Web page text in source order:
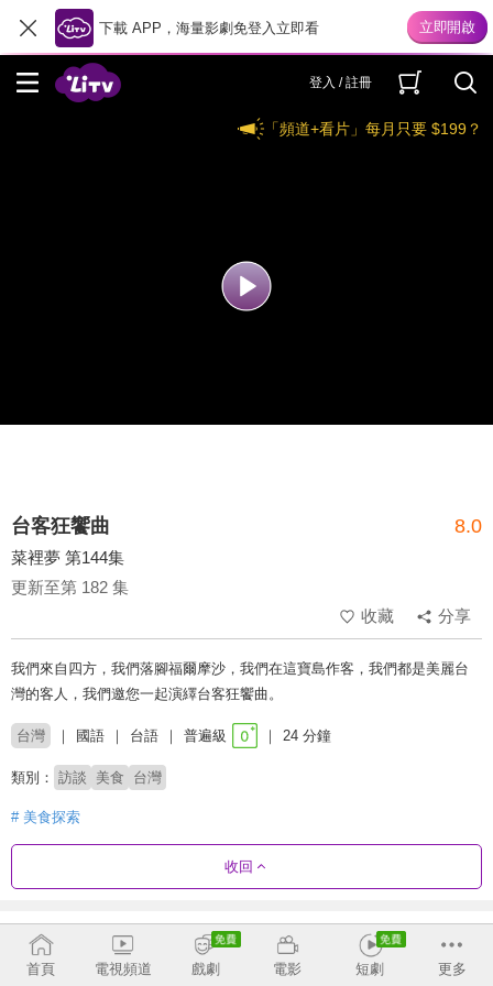
下載 APP，海量影劇免登入立即看
登入 / 註冊
「頻道+看片」每月只要 $199？
台客狂饗曲 8.0
菜裡夢 第144集
更新至第 182 集
收藏
分享
我們來自四方，我們落腳福爾摩沙，我們在這寶島作客，我們都是美麗台
灣的客人，我們邀您一起演繹台客狂饗曲。
台灣 國語 台語 普遍級 24 分鐘
類別： 訪談 美食 台灣
# 美食探索
收回
劇集列表 反序
181 - 182 145 - 180 109 - 144 73 - 108
首頁 電視頻道 戲劇 電影 短劇 更多